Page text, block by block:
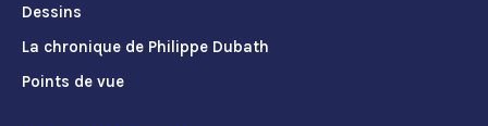
Dessins
La chronique de Philippe Dubath
Points de vue